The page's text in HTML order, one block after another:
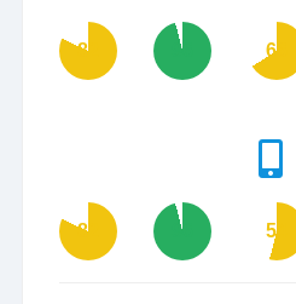
82 96 66
82 96 54